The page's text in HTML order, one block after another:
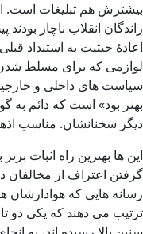
بیشترش هم تبلیغات است.
راندگان انقلاب ناچار
اعادۀ حیثیت به استبداد
لوازمی که برای مسلط شدن
سیاست های داخلی و
بهتر بود» است که دائم به
دیگر سخنانشان. مناسب
این ها بهترین راه اثبات
گرفتن اعتراف از مخالفان
رسانه هایی که هوادارشان
ترتیب می دهند که یکی دو